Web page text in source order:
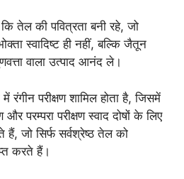
तेल की पवित्रता बनी रहे, जो
स्वादिष्ट ही नहीं, बल्कि जैतून
वाला उत्पाद आनंद ले।
परीक्षण शामिल होता है, जिसमें
परम्परा परीक्षण स्वाद दोषों के लिए
हैं, जो सिर्फ सर्वश्रेष्ठ तेल को
करते हैं।